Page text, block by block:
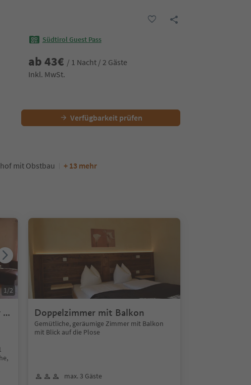
Südtirol Guest Pass
ab43€ / 1 Nacht / 2 Gäste
Inkl. MwSt.
Verfügbarkeit prüfen
mit Obstbau + 13 mehr
4
1/2
Doppelzimmer mit Balkon
Gemütliche, geräumige Zimmer mit Balkon
mit Blick auf die Plose
max. 3 Gäste